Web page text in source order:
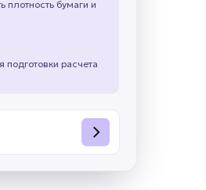
плотность бумаги и
расчета